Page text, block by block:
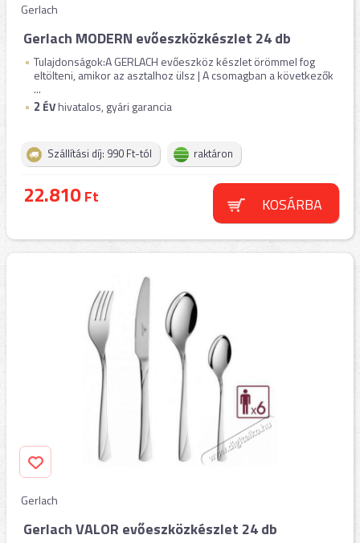
Gerlach
Gerlach MODERN evőeszközkészlet 24 db
Tulajdonságok:A GERLACH evőeszköz készlet örömmel fog
eltölteni, amikor az asztalhoz ülsz | A csomagban a következők
...
2 ÉVhivatalos, gyári garancia
Szállítási díj: 990 Ft-tól raktáron
22.810Ft KOSÁRBA
Gerlach
Gerlach VALOR evőeszközkészlet 24 db